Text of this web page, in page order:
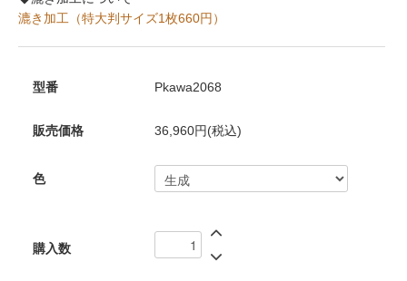
漉き加工（特大判サイズ1枚660円）
型番 Pkawa2068
販売価格 36,960円(税込)
色
購入数